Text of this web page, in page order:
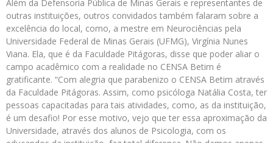
Além da Defensoria Pública de Minas Gerais e representantes de
outras instituições, outros convidados também falaram sobre a
excelência do local, como, a mestre em Neurociências pela
Universidade Federal de Minas Gerais (UFMG), Virgínia Nunes
Viana. Ela, que é da Faculdade Pitágoras, disse que poder aliar o
campo acadêmico com a realidade no CENSA Betim é
gratificante. “Com alegria que parabenizo o CENSA Betim através
da Faculdade Pitágoras. Assim, como psicóloga Natália Costa, ter
pessoas capacitadas para tais atividades, como, as da instituição,
é um desafio! Por esse motivo, vejo que ter essa aproximação da
Universidade, através dos alunos de Psicologia, com os